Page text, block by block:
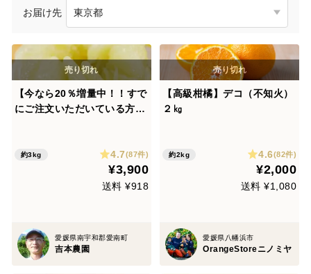
お届け先
【今なら20％増量中！！すで
にご注文いただいている方も
㎏⇒3.6㎏（サイズ様々9個前
約3kg 4.7(87件)
¥3,900
送料 ¥918
愛媛県南宇和郡愛南町
吉本農園
【高級柑橘】デコ（不知火）
２㎏
約2kg 4.6(82件)
¥2,000
送料 ¥1,080
愛媛県八幡浜市
OrangeStoreニノミヤ